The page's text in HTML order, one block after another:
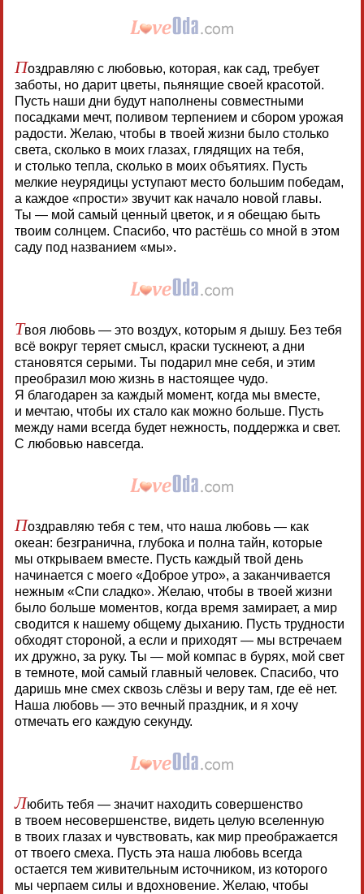
Поздравляю с любовью, которая, как сад, требует
заботы, но дарит цветы, пьянящие своей красотой.
Пусть наши дни будут наполнены совместными
посадками мечт, поливом терпением и сбором урожая
радости. Желаю, чтобы в твоей жизни было столько
света, сколько в моих глазах, глядящих на тебя,
и столько тепла, сколько в моих объятиях. Пусть
мелкие неурядицы уступают место большим победам,
а каждое «прости» звучит как начало новой главы.
Ты — мой самый ценный цветок, и я обещаю быть
твоим солнцем. Спасибо, что растёшь со мной в этом
саду под названием «мы».
Твоя любовь — это воздух, которым я дышу. Без тебя
всё вокруг теряет смысл, краски тускнеют, а дни
становятся серыми. Ты подарил мне себя, и этим
преобразил мою жизнь в настоящее чудо.
Я благодарен за каждый момент, когда мы вместе,
и мечтаю, чтобы их стало как можно больше. Пусть
между нами всегда будет нежность, поддержка и свет.
С любовью навсегда.
Поздравляю тебя с тем, что наша любовь — как
океан: безгранична, глубока и полна тайн, которые
мы открываем вместе. Пусть каждый твой день
начинается с моего «Доброе утро», а заканчивается
нежным «Спи сладко». Желаю, чтобы в твоей жизни
было больше моментов, когда время замирает, а мир
сводится к нашему общему дыханию. Пусть трудности
обходят стороной, а если и приходят — мы встречаем
их дружно, за руку. Ты — мой компас в бурях, мой свет
в темноте, мой самый главный человек. Спасибо, что
даришь мне смех сквозь слёзы и веру там, где её нет.
Наша любовь — это вечный праздник, и я хочу
отмечать его каждую секунду.
Любить тебя — значит находить совершенство
в твоем несовершенстве, видеть целую вселенную
в твоих глазах и чувствовать, как мир преображается
от твоего смеха. Пусть эта наша любовь всегда
остается тем живительным источником, из которого
мы черпаем силы и вдохновение. Желаю, чтобы